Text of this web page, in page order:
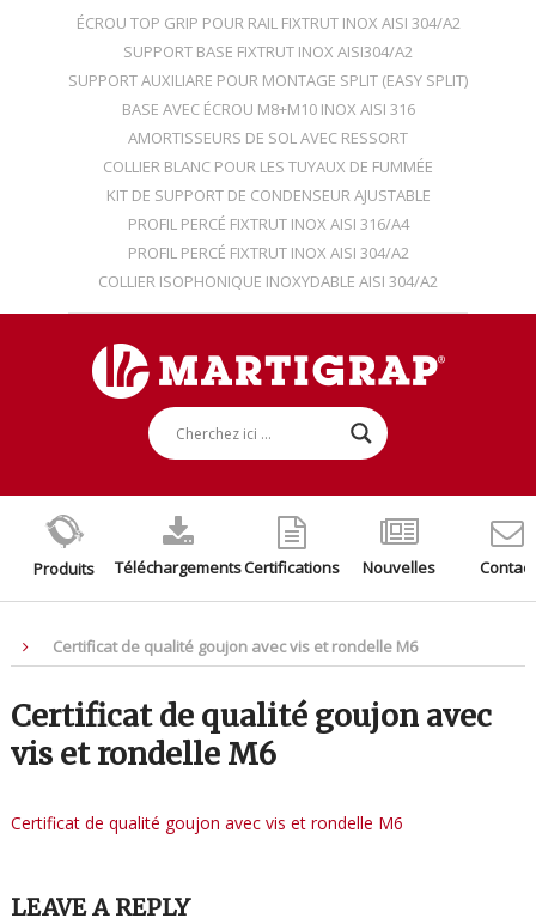
ÉCROU TOP GRIP POUR RAIL FIXTRUT INOX AISI 304/A2
SUPPORT BASE FIXTRUT INOX AISI304/A2
SUPPORT AUXILIARE POUR MONTAGE SPLIT (EASY SPLIT)
BASE AVEC ÉCROU M8+M10 INOX AISI 316
AMORTISSEURS DE SOL AVEC RESSORT
COLLIER BLANC POUR LES TUYAUX DE FUMMÉE
KIT DE SUPPORT DE CONDENSEUR AJUSTABLE
PROFIL PERCÉ FIXTRUT INOX AISI 316/A4
PROFIL PERCÉ FIXTRUT INOX AISI 304/A2
COLLIER ISOPHONIQUE INOXYDABLE AISI 304/A2
Produits TéléchargementsCertifications Nouvelles Contact
Certificat de qualité goujon avec vis et rondelle M6
Certificat de qualité goujon avec
vis et rondelle M6
Certificat de qualité goujon avec vis et rondelle M6
LEAVE A REPLY